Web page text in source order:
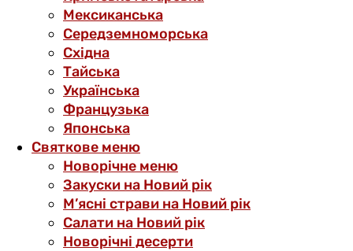
Мексиканська
Середземноморська
Східна
Тайська
Українська
Французька
Японська
Святкове меню
Новорічне меню
Закуски на Новий рік
М’ясні страви на Новий рік
Салати на Новий рік
Новорічні десерти